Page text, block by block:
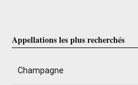
Appellations les plus recherchés
Champagne